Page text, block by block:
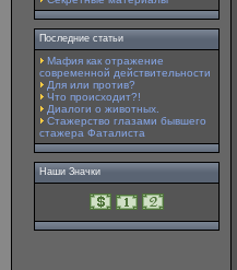
Последние статьи
Мафия как отражение
современной действительности
Для или против?
Что происходит?!
Диалоги о животных.
Стажерство глазами бывшего
стажера Фаталиста
Наши Значки